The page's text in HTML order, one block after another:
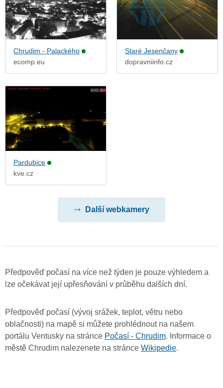
Chrudim - Palackého
ecomp.eu
Staré Jesenčany
dopravniinfo.cz
Pardubice
kve.cz
Další webkamery
Předpověď počasí na více než týden je pouze výhledem a
lze očekávat její upřesňování v průběhu dalších dní.
Předpověď počasí (vývoj srážek, teplot, větru nebo
oblačnosti) na mapě si můžete prohlédnout na našem
portálu Ventusky na stránce Počasí - Chrudim. Informace o
městě Chrudim nalezenete na stránce Wikipedie.